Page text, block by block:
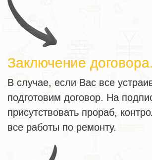
Заключение договора.
В случае, если Вас все
подготовим договор. На
присутствовать прораб,
все работы по ремонту.